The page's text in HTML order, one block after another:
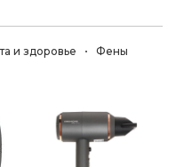
и здоровье Фены